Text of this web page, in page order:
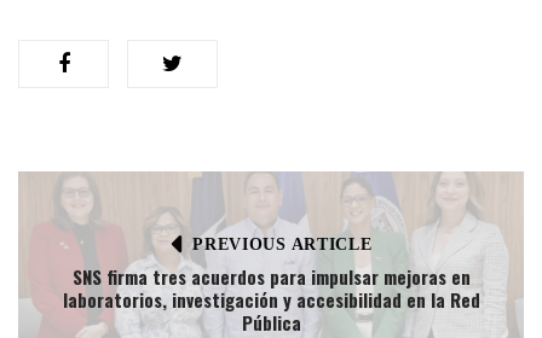
PREVIOUS ARTICLE
SNS firma tres acuerdos para impulsar mejoras en
laboratorios, investigación y accesibilidad en la Red
Pública